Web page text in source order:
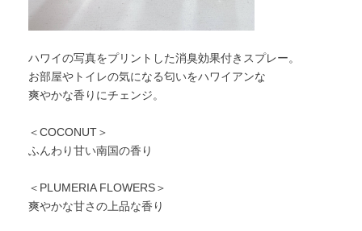
ハワイの写真をプリントした消臭効果付きスプレー。
お部屋やトイレの気になる匂いをハワイアンな
爽やかな香りにチェンジ。
＜COCONUT＞
ふんわり甘い南国の香り
＜PLUMERIA FLOWERS＞
爽やかな甘さの上品な香り